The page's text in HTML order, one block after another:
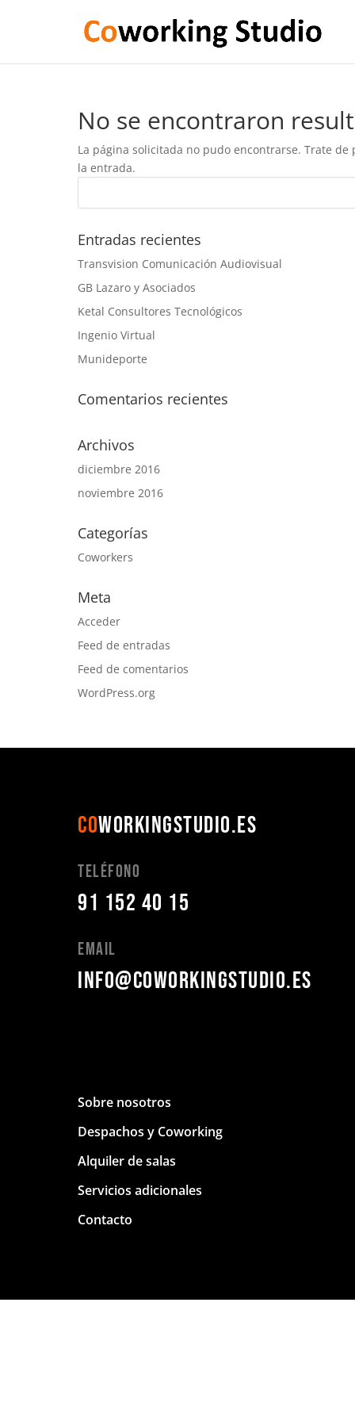
No se encontraron
La página solicitada no pudo encontrarse. Trate
la entrada.
Entradas recientes
Transvision Comunicación Audiovisual
GB Lazaro y Asociados
Ketal Consultores Tecnológicos
Ingenio Virtual
Munideporte
Comentarios recientes
Archivos
diciembre 2016
noviembre 2016
Categorías
Coworkers
Meta
Acceder
Feed de entradas
Feed de comentarios
WordPress.org
COWORKINGSTUDIO.ES
Teléfono
91 152 40 15
Email
info@coworkingstudio.es
Sobre nosotros
Despachos y Coworking
Alquiler de salas
Servicios adicionales
Contacto